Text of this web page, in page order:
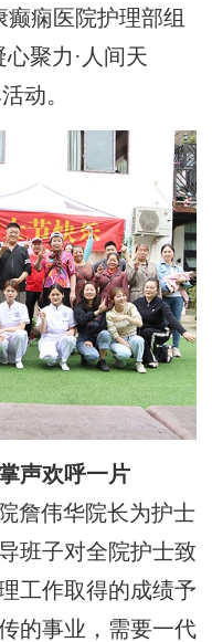
癫痫医院护理部组
聚力·人间天
动。
声欢呼一片
詹伟华院长为护士
班子对全院护士致
工作取得的成绩予
的事业，需要一代